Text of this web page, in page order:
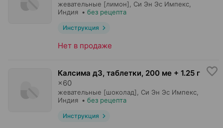
жевательные [лимон], Си Эн Эс Импекс
Индия • без рецепта
Инструкция
Нет в продаже
Калсима д3, таблетки, 200 ме + 1.25 г
×60
жевательные [шоколад], Си Эн Эс Импекс
Индия • без рецепта
Инструкция